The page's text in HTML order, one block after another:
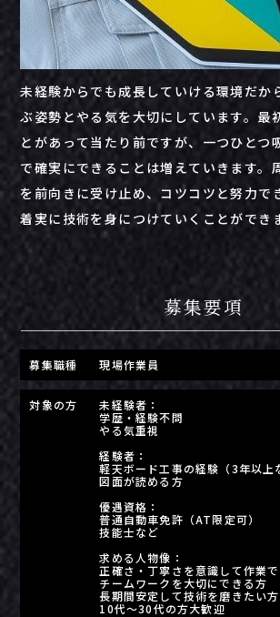
未経験から でも 成長 して いける環境だか
ぶ姿勢 と やる気を大切にしてい ます。 最
と があっ て当たり前ですが、一つひとつ
で確実にできる こと は増えてい き ます。
を 前向き に受け止め、 コツコツ と努力で
着実に 技術を身につけてい く ことができ
募集要項
募集職種 現場作業員
対象の方
未経験者：
学歴・経験不問
やる気重視
経験者：
軽天ボード工事の経験（3年以上
図面が読める方
優遇資格：
普通自動車免許（AT限定可）
技能士など
求める人物像：
正確さ・丁寧さを意識して作業
チームワークを大切にできる方
長期間安定して技術を磨きたい方
10代～30代の方大歓迎